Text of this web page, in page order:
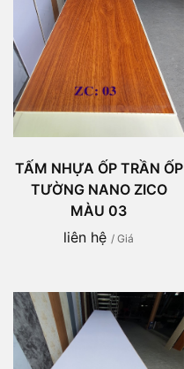
TẤM NHỰA ỐP TRẦN ỐP
TƯỜNG NANO ZICO
MÀU 03
liên hệ / Giá